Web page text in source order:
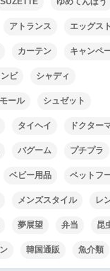
アトランス エッグス
カーテン キャンペ
ンビ シャディ
ール シュゼット
タイヘイ ドクター
バグーム プチプラ
ベビー用品 ペットフ
メンズスタイル レ
夢展望 弁当 昆
韓国通販 魚介類